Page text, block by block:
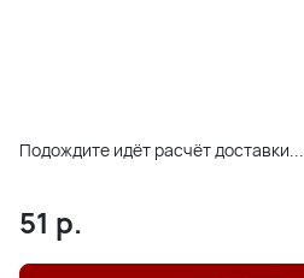
Подождите идёт расчёт доставки...
51 р.